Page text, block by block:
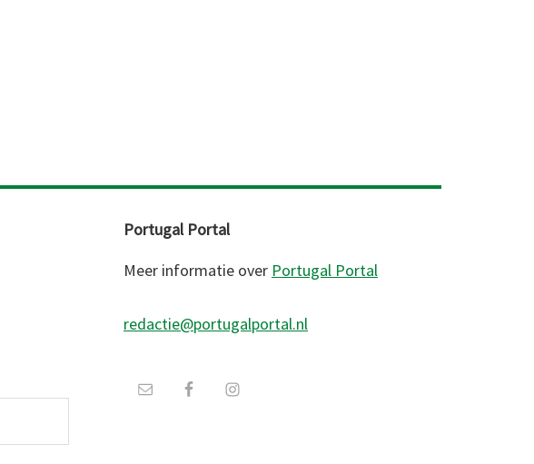
Portugal Portal
Meer informatie over Portugal Portal
redactie@portugalportal.nl